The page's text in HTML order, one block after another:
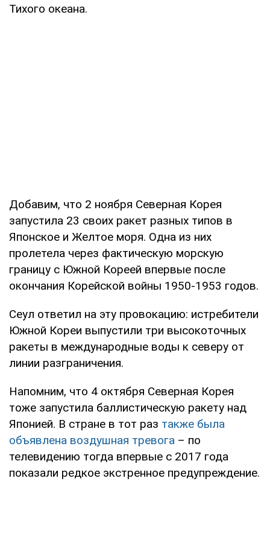
Тихого океана.
Добавим, что 2 ноября Северная Корея
запустила 23 своих ракет разных типов в
Японское и Желтое моря. Одна из них
пролетела через фактическую морскую
границу с Южной Кореей впервые после
окончания Корейской войны 1950-1953 годов.
Сеул ответил на эту провокацию: истребители
Южной Кореи выпустили три высокоточных
ракеты в международные воды к северу от
линии разграничения.
Напомним, что 4 октября Северная Корея
тоже запустила баллистическую ракету над
Японией. В стране в тот раз также была
объявлена воздушная тревога – по
телевидению тогда впервые с 2017 года
показали редкое экстренное предупреждение.